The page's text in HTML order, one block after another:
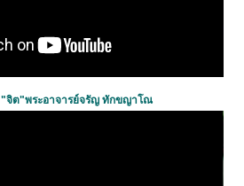
"จิต"พระอาจารย์จรัญ ทักขญาโณ